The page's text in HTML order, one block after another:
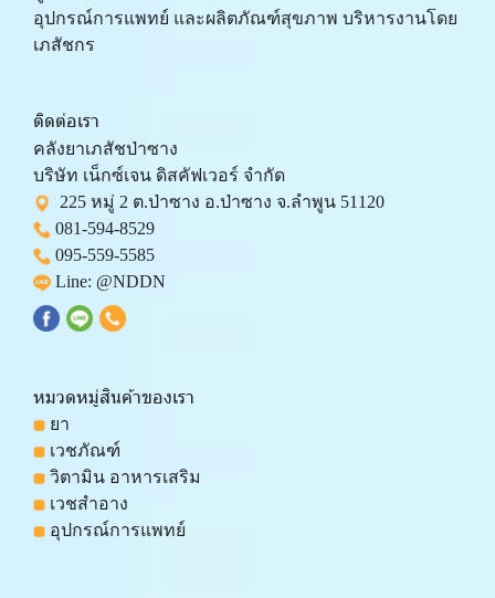
﻿อุปกรณ์การแพทย์ และผลิตภัณฑ์สุขภาพ บริหารงานโดย
เภสัชกร
ติดต่อเรา
คลังยาเภสัชป่าซาง
บริษัท เน็กซ์เจน ดิสคัฟเวอร์ จำกัด
225 หมู่ 2 ต.ป่าซาง อ.ป่าซาง จ.ลำพูน 51120
081-594-8529
095-559-5585
Line: @NDDN
หมวดหมู่สินค้าของเรา
ยา
เวชภัณฑ์
วิตามิน อาหารเสริม
เวชสำอาง
อุปกรณ์การแพทย์